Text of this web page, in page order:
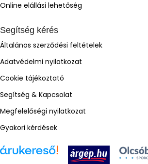
Online elállási lehetőség
Segítség kérés
Általános szerződési feltételek
Adatvédelmi nyilatkozat
Cookie tájékoztató
Segítség & Kapcsolat
Megfelelőségi nyilatkozat
Gyakori kérdések